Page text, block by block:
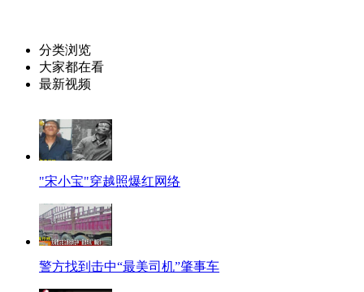
分类浏览
大家都在看
最新视频
"宋小宝"穿越照爆红网络
警方找到击中“最美司机”肇事车